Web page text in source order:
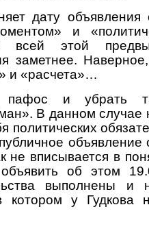
дату
и
всей этой
заметнее.
и «расчета»…
пафос и убрать
В данном
политических
не вписывается в
об этом
выполнены и
котором у